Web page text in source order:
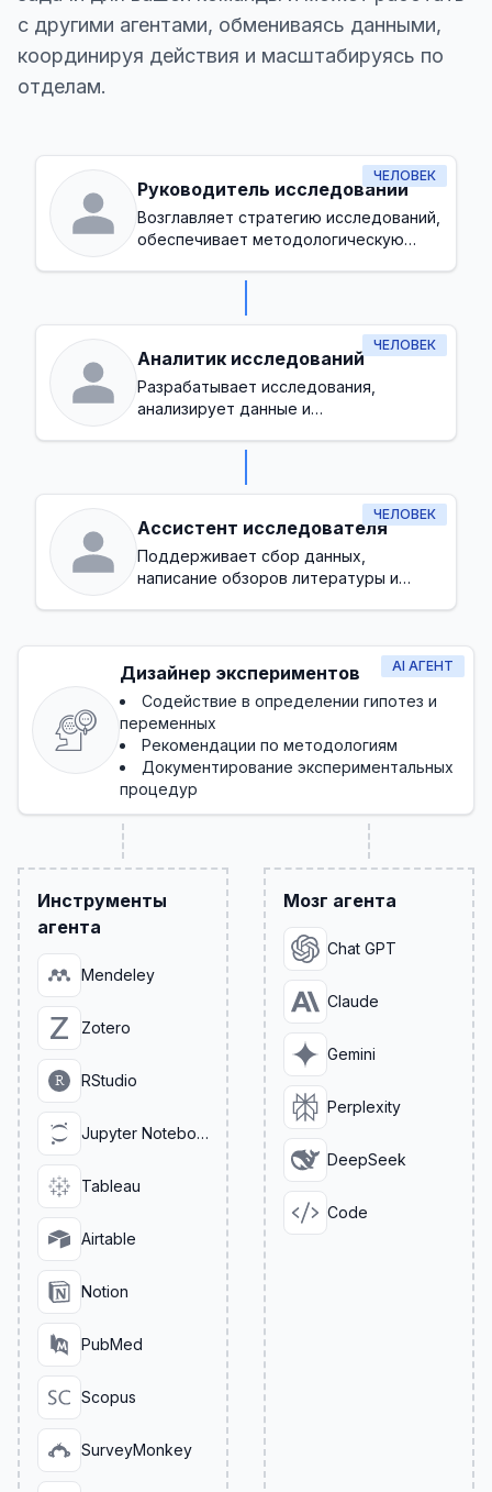
с другими агентами, обмениваясь данными,
координируя действия и масштабируясь по
отделам.
ЧЕЛОВЕК
Руководитель исследований
Возглавляет стратегию исследований,
обеспечивает методологическую
исследований с целями организации
ЧЕЛОВЕК
Аналитик исследований
Разрабатывает исследования,
анализирует данные и
принятия решений
ЧЕЛОВЕК
Ассистент исследователя
Поддерживает сбор данных,
написание обзоров литературы и
AI АГЕНТ
Дизайнер экспериментов
Содействие в определении гипотез и
переменных
Рекомендации по методологиям
Документирование экспериментальных
процедур
Инструменты
агента
Mendeley
Zotero
RStudio
Jupyter Notebook
Tableau
Airtable
Notion
PubMed
Scopus
SurveyMonkey
Мозг агента
Chat GPT
Claude
Gemini
Perplexity
DeepSeek
Code